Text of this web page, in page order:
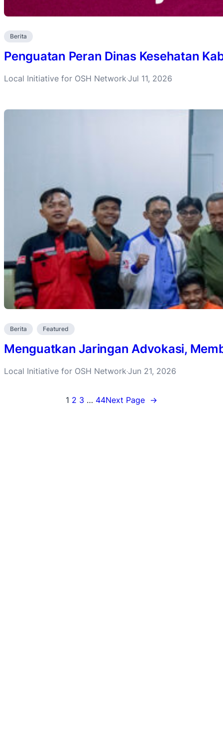
Berita
Penguatan Peran Dinas Kesehatan
Local Initiative for OSH Network·Jul 11, 2026
Berita Featured
Menguatkan Jaringan Advokasi,
Local Initiative for OSH Network·Jun 21, 2026
1 2 3 … 44Next Page →